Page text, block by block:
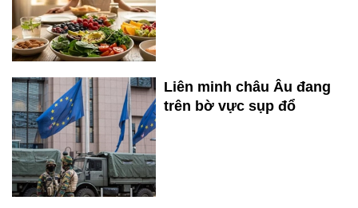
Liên minh châu Âu đang
trên bờ vực sụp đổ